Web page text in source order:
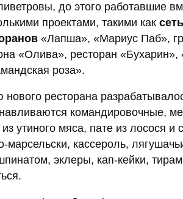
до этого работавшие
проектами, такими как сеть
«Лапша», «Мариус Паб»,
«Олива», ресторан «Бухарин»,
роза».
ресторана
командировочные,
утиного мяса, пате из лосося и
кассероль,
эклеры, кап-кейки,